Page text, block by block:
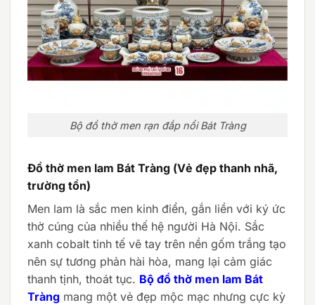
Bộ đồ thờ men rạn đắp nổi Bát Tràng
Đồ thờ men lam Bát Tràng (Vẻ đẹp thanh nhã,
trường tồn)
Men lam là sắc men kinh điển, gắn liền với ký ức
thờ cúng của nhiều thế hệ người Hà Nội. Sắc
xanh cobalt tinh tế vẽ tay trên nền gốm trắng tạo
nên sự tương phản hài hòa, mang lại cảm giác
thanh tịnh, thoát tục. Bộ đồ thờ men lam Bát
Tràng mang một vẻ đẹp mộc mạc nhưng cực kỳ